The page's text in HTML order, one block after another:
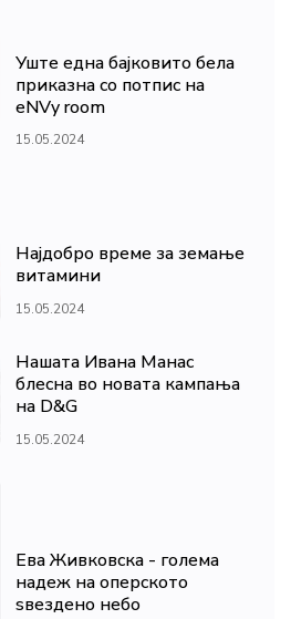
Уште една бајковито бела
приказна со потпис на
eNVy room
15.05.2024
Најдобро време за земање
витамини
15.05.2024
Нашата Ивана Манас
блесна во новата кампања
на D&G
15.05.2024
Ева Живковска - голема
надеж на оперското
ѕвездено небо